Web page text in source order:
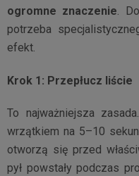
ogromne znaczenie .
potrzeba
efekt.
Krok 1: Przepłucz liście
To najważniejsza
wrzątkiem na 5–10
otworzą się przed
pył powstały podczas